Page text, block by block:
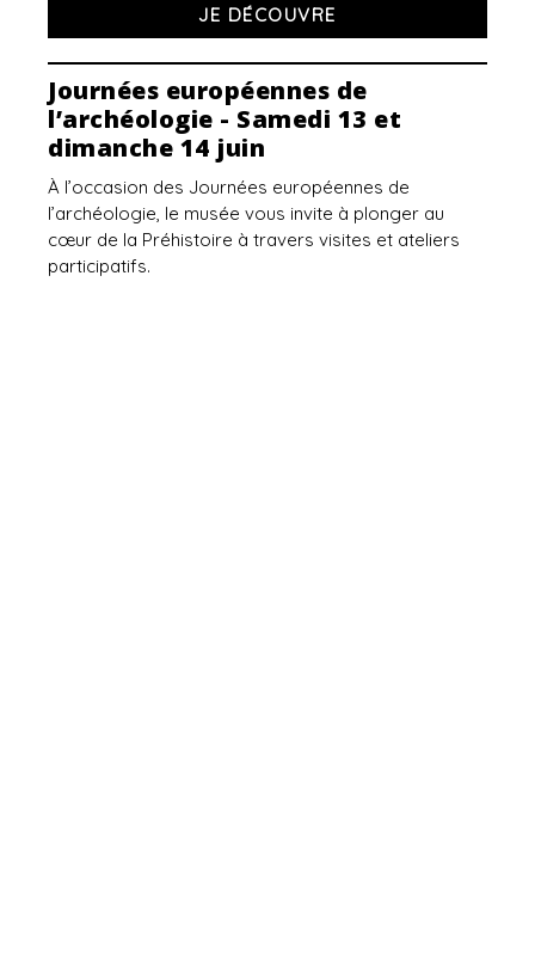
JE DÉCOUVRE
Journées européennes de
l’archéologie - Samedi 13 et
dimanche 14 juin
À l’occasion des Journées européennes de
l’archéologie, le musée vous invite à plonger au
cœur de la Préhistoire à travers visites et ateliers
participatifs.